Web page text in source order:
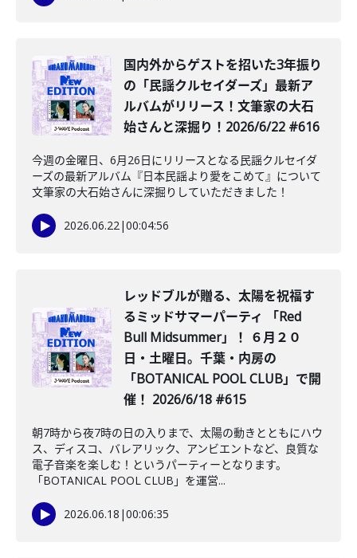
️国内外からゲストを招いた3年振り
の「民謡クルセイダーズ」最新ア
ルバムがリリース！文筆家の大石
始さんと深掘り！2026/6/22 #616
今週の金曜日、6月26日にリリースとなる民謡クルセイダ
ーズの最新アルバム『日本民謡より愛をこめて』について
文筆家の大石始さんに深掘りしていただきました！
2026.06.22|00:04:56
レッドブルが贈る、太陽を祝福す
るミッドサマーパーティ 「Red
Bull Midsummer」！ ６月２０
日・土曜日。千葉・内房の
「BOTANICAL POOL CLUB」で開
催！ 2026/6/18 #615
朝7時から夜7時の日の入りまで、太陽の動きとともにハウ
ス、ディスコ、バレアリック、アンビエントなど、良質な
電子音楽を楽しむ！というパーティーとなります。
「BOTANICAL POOL CLUB」を運営...
2026.06.18 |00:06:35